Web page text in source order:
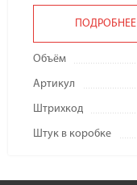
ПОДРОБНЕЕ
Объём
Артикул
Штрихкод
Штук в коробке